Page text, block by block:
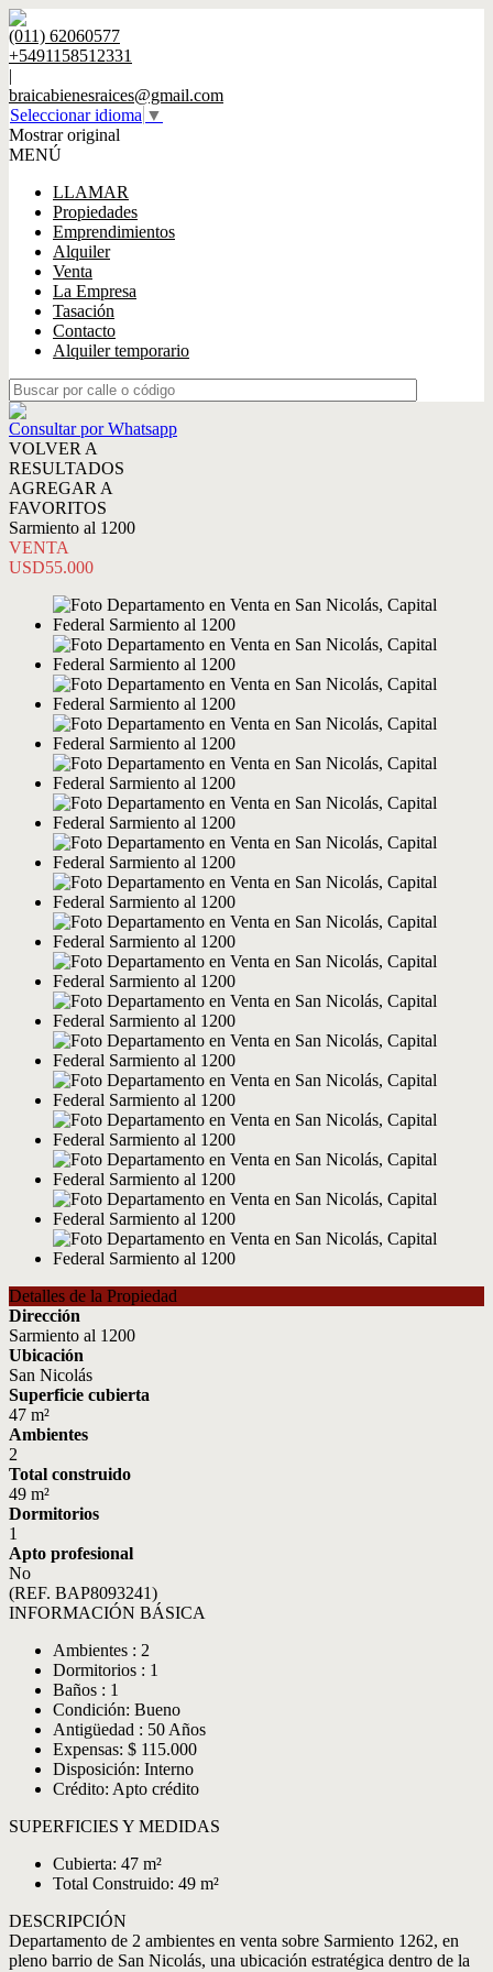
(011) 62060577
+5491158512331
|
braicabienesraices@gmail.com
Seleccionar idioma ▼
Mostrar original
MENÚ
LLAMAR
Propiedades
Emprendimientos
Alquiler
Venta
La Empresa
Tasación
Contacto
Alquiler temporario
Consultar por Whatsapp
VOLVER A
RESULTADOS
AGREGAR A
FAVORITOS
Sarmiento al 1200
VENTA
USD55.000
Detalles de la Propiedad
Dirección
Sarmiento al 1200
Ubicación
San Nicolás
Superficie cubierta
47 m²
Ambientes
2
Total construido
49 m²
Dormitorios
1
Apto profesional
No
(REF. BAP8093241)
INFORMACIÓN BÁSICA
Ambientes : 2
Dormitorios : 1
Baños : 1
Condición: Bueno
Antigüedad : 50 Años
Expensas: $ 115.000
Disposición: Interno
Crédito: Apto crédito
SUPERFICIES Y MEDIDAS
Cubierta: 47 m²
Total Construido: 49 m²
DESCRIPCIÓN
Departamento de 2 ambientes en venta sobre Sarmiento 1262, en
pleno barrio de San Nicolás, una ubicación estratégica dentro de la